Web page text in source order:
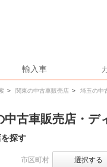
輸入車
> 関東の中古車販売店 > 埼玉の中
中古車販売店・デ
探す
市区町村 選択する